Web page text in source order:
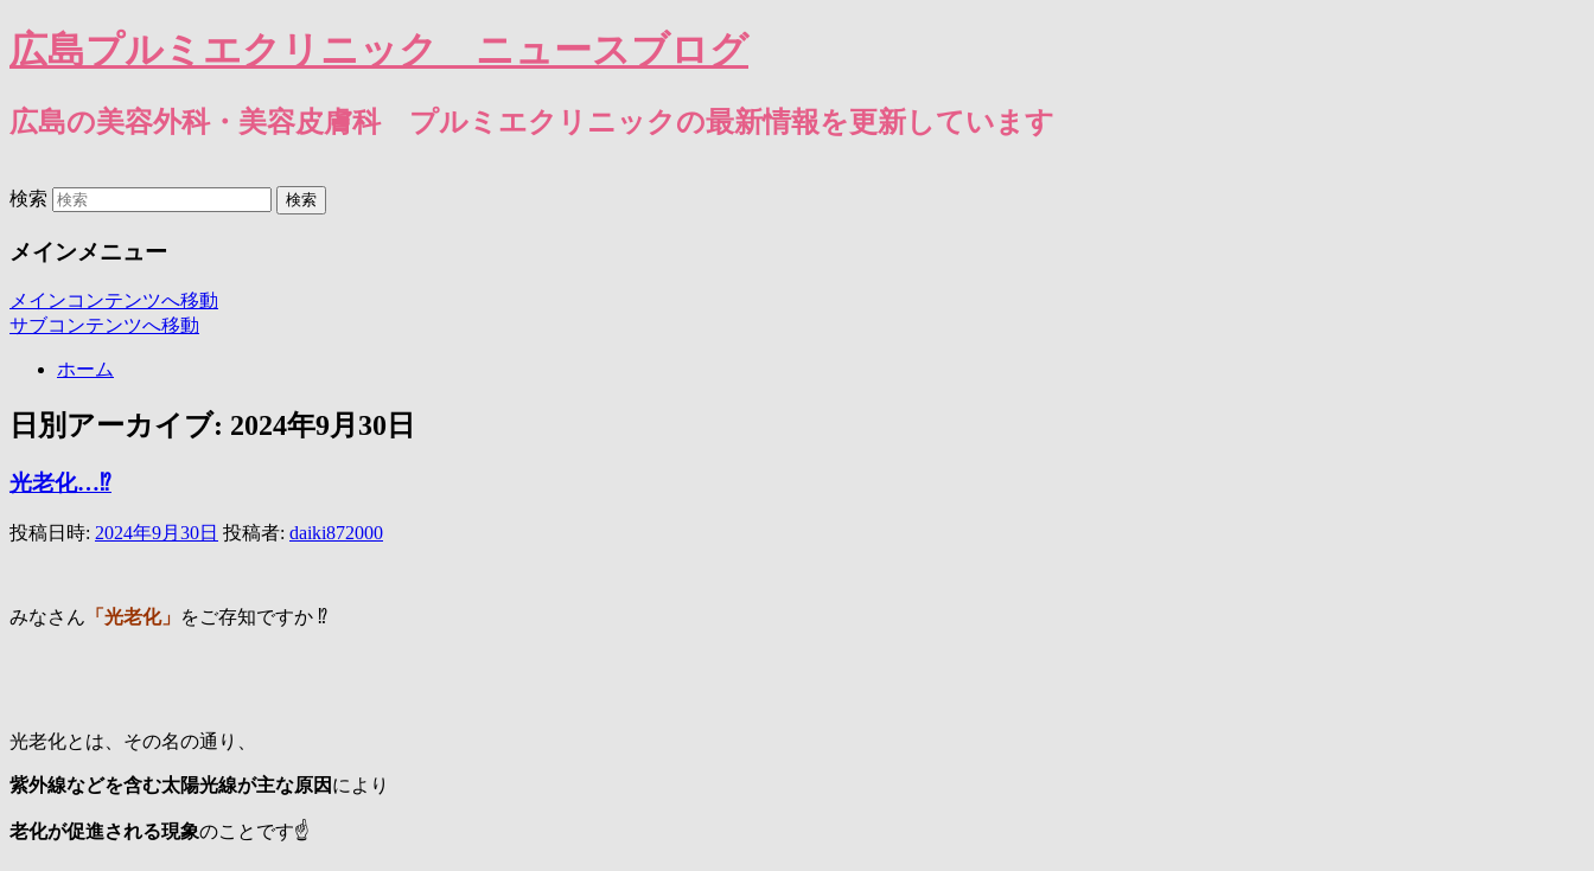
広島プルミエクリニック ニュースブログ
広島の美容外科・美容皮膚科 プルミエクリニックの最新情報を更新しています
検索
メインメニュー
メインコンテンツへ移動
サブコンテンツへ移動
ホーム
日別アーカイブ: 2024年9月30日
光老化…⁉️
投稿日時: 2024年9月30日 投稿者: daiki872000
みなさん 「光老化」 をご存知ですか ⁉️
光老化とは、その名の通り、
紫外線などを含む太陽光線が主な原因 により
老化が促進される現象のことです☝️